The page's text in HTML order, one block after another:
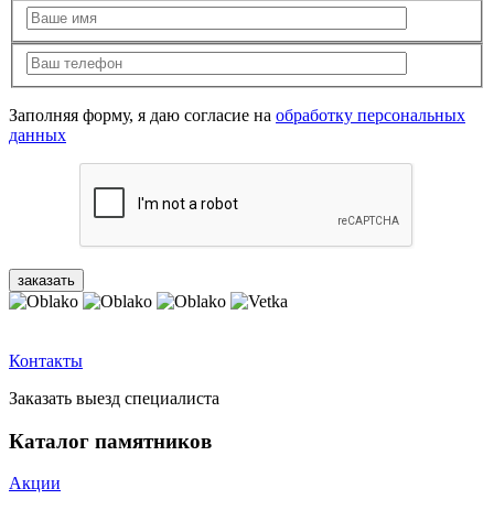
Заполняя форму, я даю согласие на обработку персональных
данных
Контакты
Заказать выезд специалиста
Каталог памятников
Акции